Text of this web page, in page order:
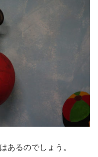
あるのでしょう。